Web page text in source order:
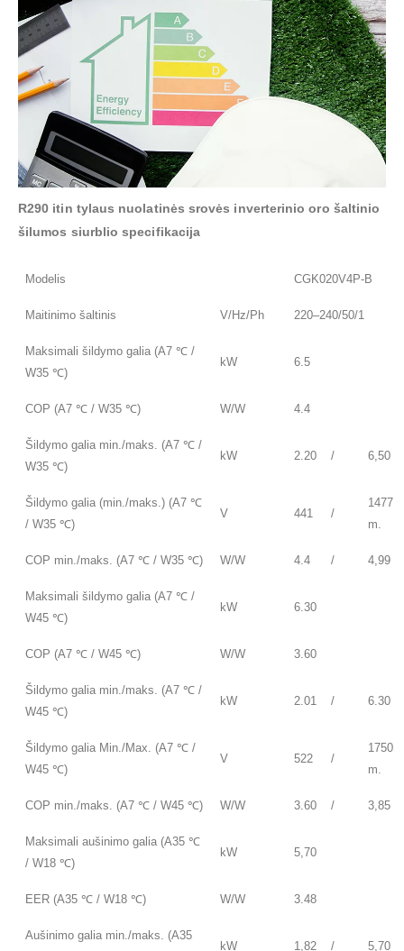
R290 itin tylaus nuolatinės srovės inverterinio oro šaltinio
šilumos siurblio specifikacija
Modelis CGK020V4P-B
Maitinimo šaltinis V/Hz/Ph 220–240/50/1
Maksimali šildymo galia (A7 ℃ /
W35 ℃)
kW 6.5
COP (A7 ℃ / W35 ℃) W/W 4.4
Šildymo galia min./maks. (A7 ℃ /
W35 ℃)
kW 2.20 / 6,50
Šildymo galia (min./maks.) (A7 ℃
/ W35 ℃)
V 441 /
1477
m.
COP min./maks. (A7 ℃ / W35 ℃) W/W 4.4 / 4,99
Maksimali šildymo galia (A7 ℃ /
W45 ℃)
kW 6.30
COP (A7 ℃ / W45 ℃) W/W 3.60
Šildymo galia min./maks. (A7 ℃ /
W45 ℃)
kW 2.01 / 6.30
Šildymo galia Min./Max. (A7 ℃ /
W45 ℃)
V 522 /
1750
m.
COP min./maks. (A7 ℃ / W45 ℃) W/W 3.60 / 3,85
Maksimali aušinimo galia (A35 ℃
/ W18 ℃)
kW 5,70
EER (A35 ℃ / W18 ℃) W/W 3.48
Aušinimo galia min./maks. (A35
kW 1,82 / 5,70